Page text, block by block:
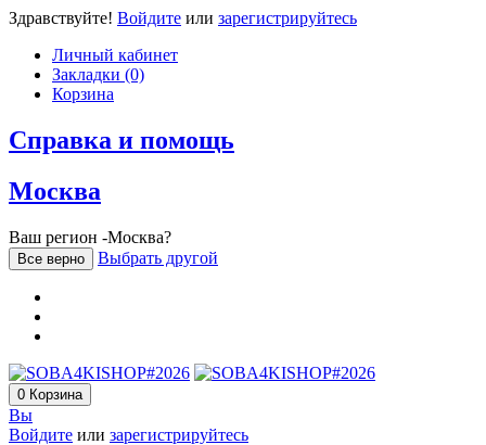
Здравствуйте! Войдите или зарегистрируйтесь
Личный кабинет
Закладки (0)
Корзина
Справка и помощь
Москва
Ваш регион -Москва?
Все верно Выбрать другой
0 Корзина
Вы
Войдите или зарегистрируйтесь